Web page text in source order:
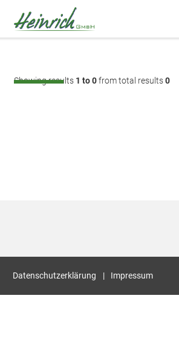
Showing results 1 to 0from total results0
Datenschutzerklärung Impressum